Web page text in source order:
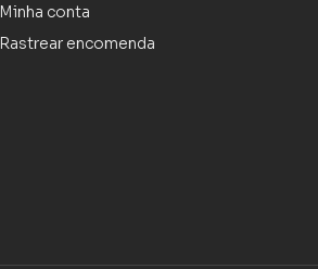
Minha conta
Rastrear encomenda